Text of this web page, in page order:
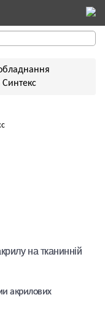
на тканинній
акрилових